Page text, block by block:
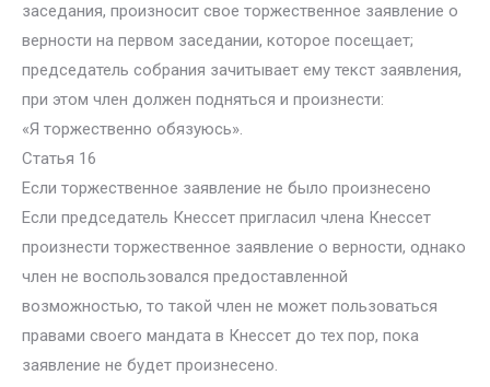
заседания, произносит свое торжественное заявление о
верности на первом заседании, которое посещает;
председатель собрания зачитывает ему текст заявления,
при этом член должен подняться и произнести:
«Я торжественно обязуюсь».
Статья 16
Если торжественное заявление не было произнесено
Если председатель Кнессет пригласил члена Кнессет
произнести торжественное заявление о верности, однако
член не воспользовался предоставленной
возможностью, то такой член не может пользоваться
правами своего мандата в Кнессет до тех пор, пока
заявление не будет произнесено.